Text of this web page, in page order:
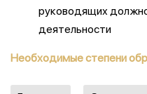
руководящих
деятельности
Необходимые степени